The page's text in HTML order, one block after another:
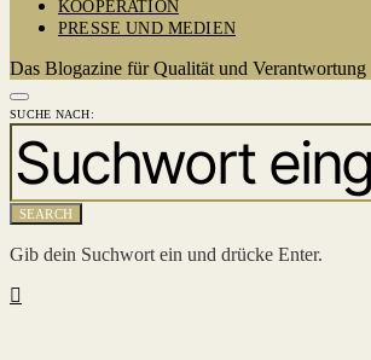
KOOPERATION
PRESSE UND MEDIEN
Das Blogazine für Qualität und Verantwortung
SUCHE NACH:
SEARCH
Gib dein Suchwort ein und drücke Enter.